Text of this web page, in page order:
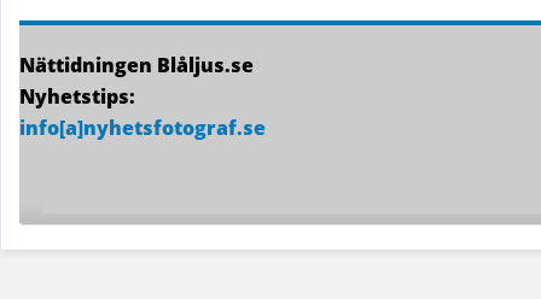
Nättidningen Blåljus.se
Nyhetstips:
info[a]nyhetsfotograf.se